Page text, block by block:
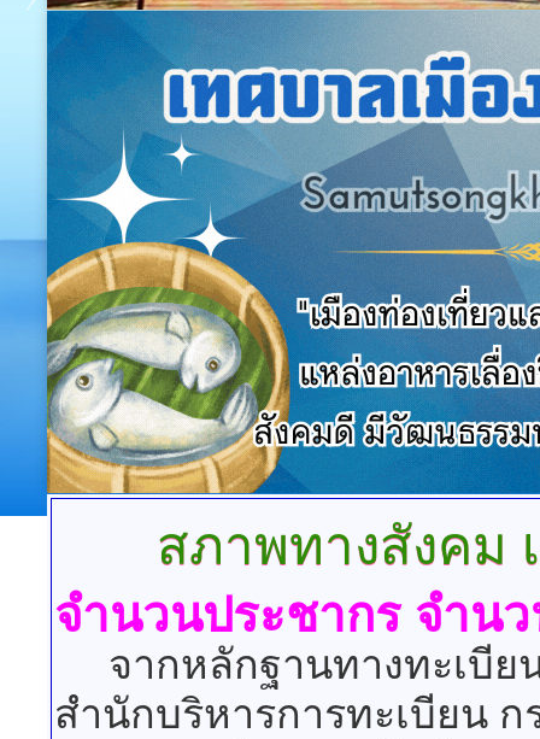
สภาพทางสังคม
จำนวนประชากร จำน
จากหลักฐานทางทะเบีย
สำนักบริหารการทะเบียน